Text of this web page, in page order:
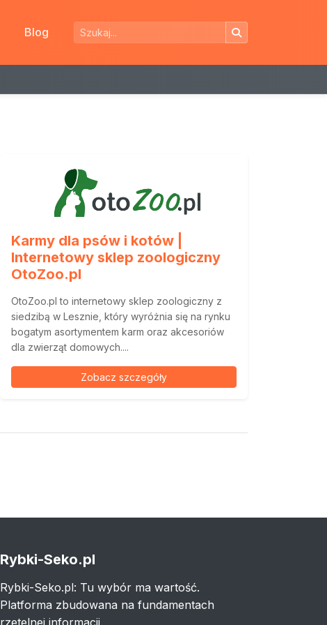
Blog
Karmy dla psów i kotów |
Internetowy sklep zoologiczny
OtoZoo.pl
OtoZoo.pl to internetowy sklep zoologiczny z
siedzibą w Lesznie, który wyróżnia się na rynku
bogatym asortymentem karm oraz akcesoriów
dla zwierząt domowych....
Zobacz szczegóły
Rybki-Seko.pl
Rybki-Seko.pl: Tu wybór ma wartość.
Platforma zbudowana na fundamentach
rzetelnej informacji.